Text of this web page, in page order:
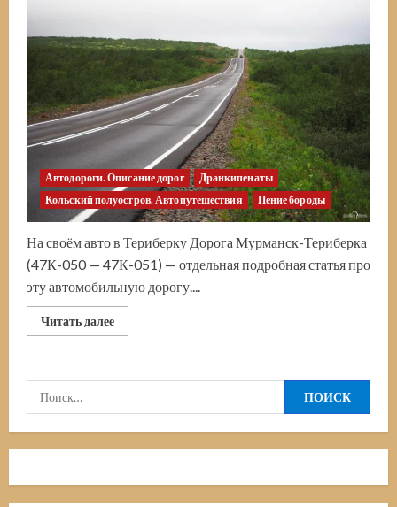
Автодороги. Описание дорог
Дранкипенаты
Кольский полуостров. Автопутешествия
Пение бороды
На своём авто в Териберку Дорога Мурманск-Териберка
(47К-050 — 47К-051) — отдельная подробная статья про
эту автомобильную дорогу....
Читать далееПрочитать
больше
Териберка
Найти: